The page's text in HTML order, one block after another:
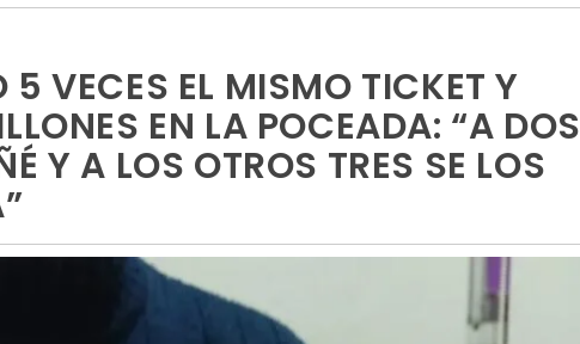
VECES EL MISMO TICKET Y
EN LA POCEADA: “A DOS
Y A LOS OTROS TRES SE LOS